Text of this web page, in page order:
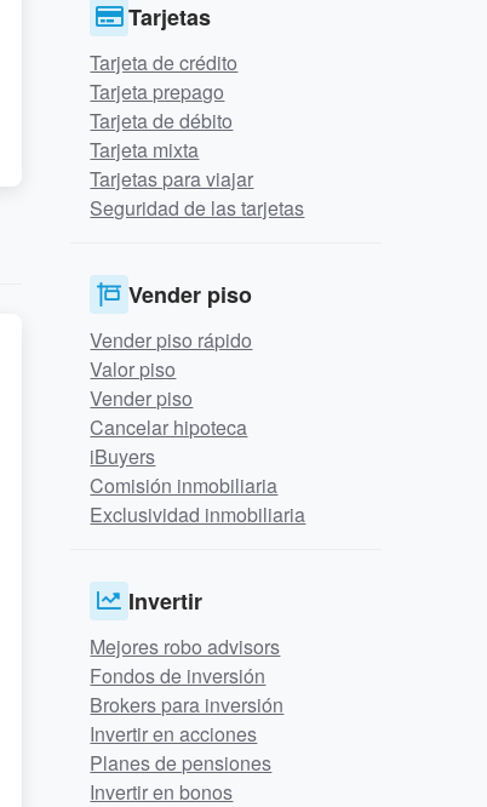
Tarjetas
Tarjeta de crédito
Tarjeta prepago
Tarjeta de débito
Tarjeta mixta
Tarjetas para viajar
Seguridad de las tarjetas
Vender piso
Vender piso rápido
Valor piso
Vender piso
Cancelar hipoteca
iBuyers
Comisión inmobiliaria
Exclusividad inmobiliaria
Invertir
Mejores robo advisors
Fondos de inversión
Brokers para inversión
Invertir en acciones
Planes de pensiones
Invertir en bonos